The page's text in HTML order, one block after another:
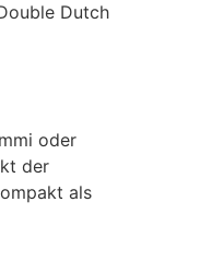
Dutch
oder
der
als